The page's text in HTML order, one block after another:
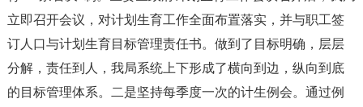
立即召开会议，对计划生育工作全面布置落实，并与职工签
订人口与计划生育目标管理责任书。做到了目标明确，层层
分解，责任到人，我局系统上下形成了横向到边，纵向到底
的目标管理体系。二是坚持每季度一次的计生例会。通过例